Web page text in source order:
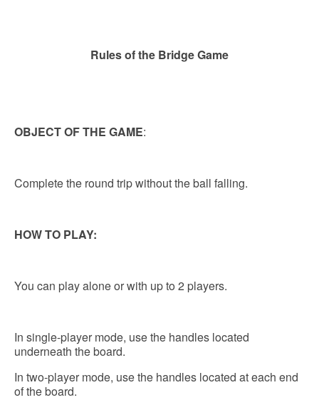
Rules of the Bridge Game
OBJECT OF THE GAME:
Complete the round trip without the ball falling.
HOW TO PLAY:
You can play alone or with up to 2 players.
In single-player mode, use the handles located
underneath the board.
In two-player mode, use the handles located at each end
of the board.